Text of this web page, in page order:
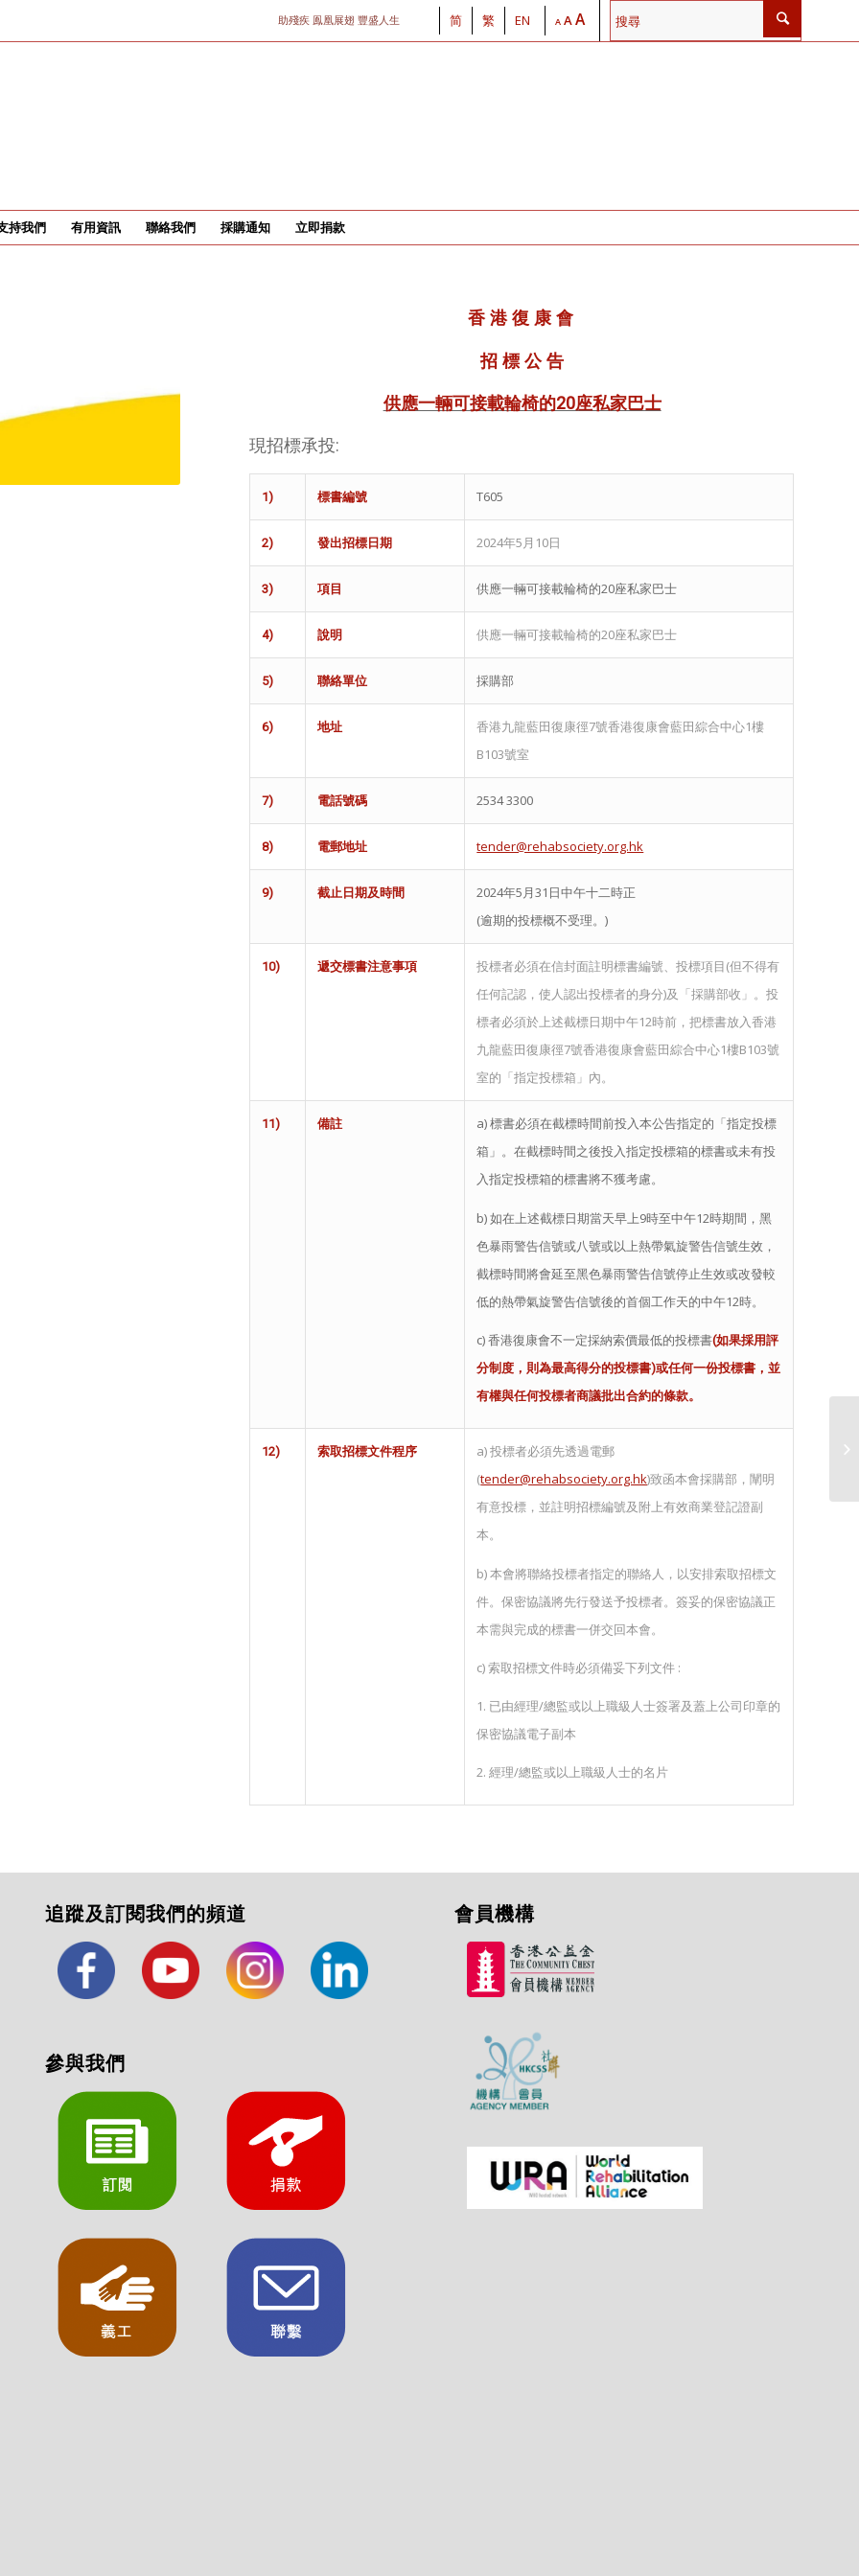
助殘疾 鳯凰展翅 豐盛人生 简 繁 EN A AA
持我們 有用資訊 聯絡我們 採購通知 立即捐款
香 港 復 康 會
招 標 公 告
供應一輛可接載輪椅的20座私家巴士
現招標承投:
1) 標書編號 T605
2) 發出招標日期 2024年5月10日
3) 項 目 供應一輛可接載輪椅的20座私家巴士
4) 說明 供應一輛可接載輪椅的20座私家巴士
5) 聯絡單位 採購部
6) 地址
香港九龍藍田復康徑7號香港復康會藍田綜合中心1樓
B103號室
7) 電話號碼 2534 3300
8) 電郵地址 tender@rehabsociety.org.hk
9) 截止日期及時間
2024年5月31日中午十二時正
(逾期的投標概不受理。)
10) 遞交標書注意事項
投標者必須在信封面註明標書編號、投標項目(但不得有
任何記認，使人認出投標者的身分)及「採購部收」。投
標者必須於上述截標日期中午12時前，把標書放入香港
九龍藍田復康徑7號香港復康會藍田綜合中心1樓B103號
室的「指定投標箱」內。
11) 備註
a) 標書必須在截標時間前投入本公告指定的「指定投標
箱」。在截標時間之後投入指定投標箱的標書或未有投
入指定投標箱的標書將不獲考慮。
b) 如在上述截標日期當天早上9時至中午12時期間，黑
色暴雨警告信號或八號或以上熱帶氣旋警告信號生效，
截標時間將會延至黑色暴雨警告信號停止生效或改發較
低的熱帶氣旋警告信號後的首個工作天的中午12時。
c) 香港復康會不一定採納索價最低的投標書(如果採用評
分制度，則為最高得分的投標書)或任何一份投標書，並
有權與任何投標者商議批出合約的條款。
12) 索取招標文件程序
a) 投標者必須先透過電郵
(tender@rehabsociety.org.hk)致函本會採購部 ，闡明
有意投標，並註明招標編號及附上有效商業登記證副
本。
b) 本會將聯絡投標者指定的聯絡人，以安排索取招標文
件。保密協議將先行發送予投標者。簽妥的保密協議正
本需與完成的標書一併交回本會。
c) 索取招標文件時必須備妥下列文件 :
1. 已由經理/總監或以上職級 人士簽署及蓋上公司印章的
保密協議電子副本
2. 經理/總監或以上職級人士的名片
追蹤及訂閱我們的頻道
參與我們
會員機構